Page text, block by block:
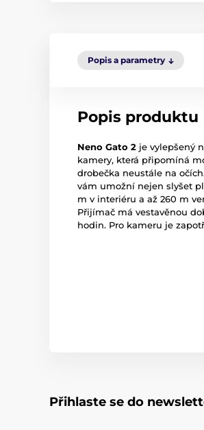
Popis a parametry
Popis produktu
Neno Gato 2 je vylepšený
kamery, která připomíná
drobečka neustále na
vám umožní nejen slyšet
m v interiéru a až 260 m
Přijímač má vestavěnou
hodin. Pro kameru je
Přihlaste se do